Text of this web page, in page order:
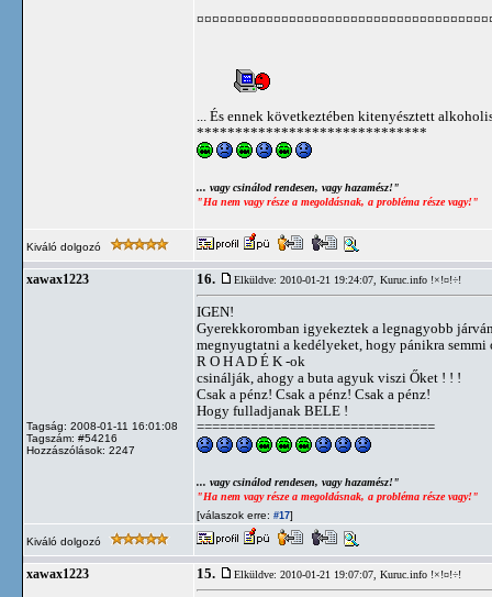
... És ennek következtében kitenyésztett
******************************
... vagy csinálod rendesen, vagy hazamész!"
"Ha nem vagy része a megoldásnak, a probléma része vagy!"
Kiváló dolgozó
xawax1223
Tagság: 2008-01-11 16:01:08
Tagszám: #54216
Hozzászólások: 2247
16. Elküldve: 2010-01-21 19:24:07, Kuruc.info !×!¤!÷!
IGEN!
Gyerekkoromban igyekeztek a legnagyobb
megnyugtatni a kedélyeket, hogy pánikra semmi
R O H A D É K -ok
csinálják, ahogy a buta agyuk viszi Őket ! ! !
Csak a pénz! Csak a pénz! Csak a pénz!
Hogy fulladjanak BELE !
===============================
... vagy csinálod rendesen, vagy hazamész!"
"Ha nem vagy része a megoldásnak, a probléma része vagy!"
[válaszok erre: #17]
Kiváló dolgozó
xawax1223 15. Elküldve: 2010-01-21 19:07:07, Kuruc.info !×!¤!÷!